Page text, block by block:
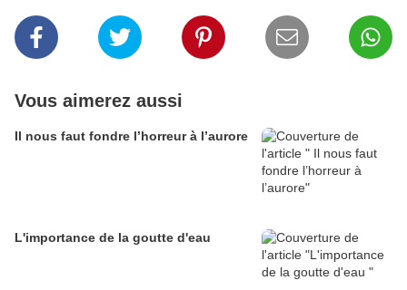
Vous aimerez aussi
Il nous faut fondre l’horreur à l’aurore
L'importance de la goutte d'eau